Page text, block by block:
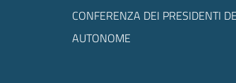
CONFERENZA DEI PRESIDENTI
AUTONOME